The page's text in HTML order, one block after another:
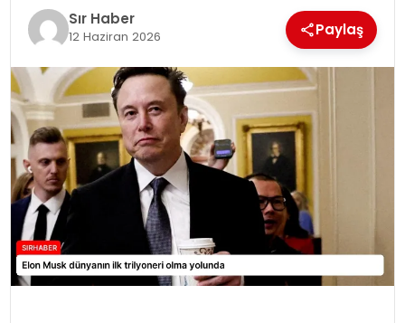
Sır Haber
12 Haziran 2026 Paylaş